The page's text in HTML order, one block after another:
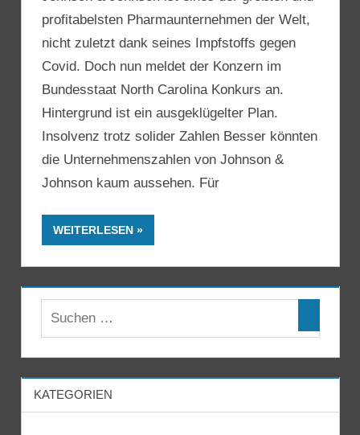
profitabelsten Pharmaunternehmen der Welt,
nicht zuletzt dank seines Impfstoffs gegen
Covid. Doch nun meldet der Konzern im
Bundesstaat North Carolina Konkurs an.
Hintergrund ist ein ausgeklügelter Plan.
Insolvenz trotz solider Zahlen Besser könnten
die Unternehmenszahlen von Johnson &
Johnson kaum aussehen. Für
WEITERLESEN
KATEGORIEN